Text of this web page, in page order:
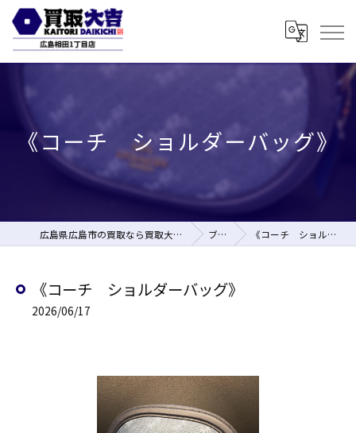
《コーチ ショルダーバッグ》
広島県広島市の買取なら買取大吉 広島相田1丁目店 ブログ 《コーチ ショルダーバッグ》
《コーチ ショルダーバッグ》
2026/06/17